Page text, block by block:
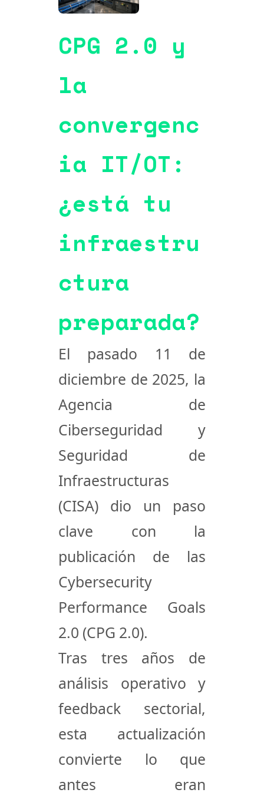
CPG 2.0 y
la
convergenc
ia IT/OT:
¿está tu
infraestru
ctura
preparada?
El pasado 11 de
diciembre de 2025, la
Agencia de
Ciberseguridad y
Seguridad de
Infraestructuras
(CISA) dio un paso
clave con la
publicación de las
Cybersecurity
Performance Goals
2.0 (CPG 2.0).
Tras tres años de
análisis operativo y
feedback sectorial,
esta actualización
convierte lo que
antes eran